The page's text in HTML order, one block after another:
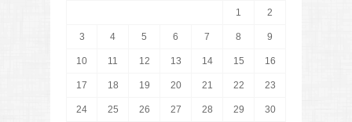
1 2
3 4 5 6 7 8 9
10 11 12 13 14 15 16
17 18 19 20 21 22 23
24 25 26 27 28 29 30